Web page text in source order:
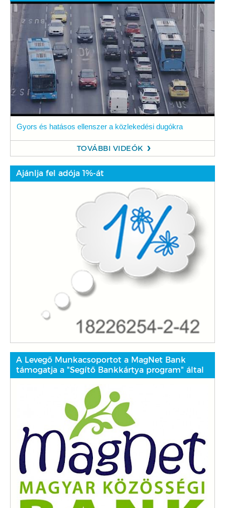
Gyors és hatásos ellenszer a közlekedési dugókra
TOVÁBBI VIDEÓK
Ajánlja fel adója 1%-át
A Levegő Munkacsoportot a MagNet Bank
támogatja a "Segítő Bankkártya program" által